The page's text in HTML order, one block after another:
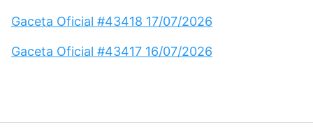
Gaceta Oficial #43418 17/07/2026
Gaceta Oficial #43417 16/07/2026